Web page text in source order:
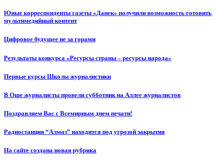
Юные корреспонденты газеты «Данек» получили возможность готовить
мультимедийный контент
Цифровое будущее не за горами
Результаты конкурса «Ресурсы страны – ресурсы народа»
Первые курсы Школы журналистики
В Оше журналисты провели субботник на Аллее журналистов
Поздравляем Вас с Всемирным днем печати!
Радиостанция “Алмаз” находится под угрозой закрытия
На сайте создана новая рубрика